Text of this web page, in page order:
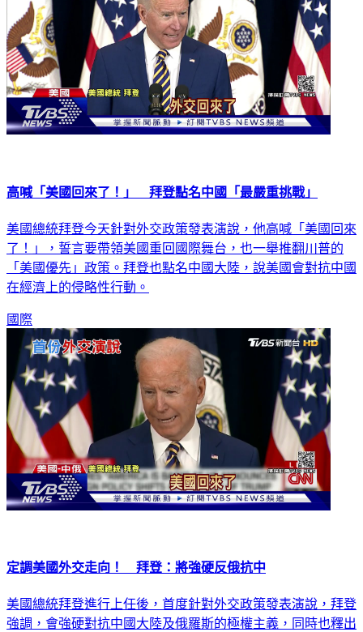
高喊「美國回來了！」 拜登點名中國「最嚴重挑戰」
美國總統拜登今天針對外交政策發表演說，他高喊「美國回來
了！」，誓言要帶領美國重回國際舞台，也一舉推翻川普的
「美國優先」政策。拜登也點名中國大陸，說美國會對抗中國
在經濟上的侵略性行動。
國際
定調美國外交走向！ 拜登：將強硬反俄抗中
美國總統拜登進行上任後，首度針對外交政策發表演說，拜登
強調，會強硬對抗中國大陸及俄羅斯的極權主義，同時也釋出